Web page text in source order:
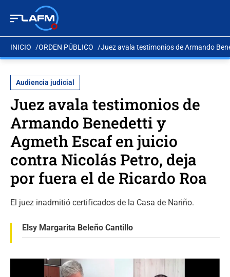
INICIO ORDEN PÚBLICO Juez avala testimonios de Armando
Audiencia judicial
Juez avala testimonios de
Armando Benedetti y
Agmeth Escaf en juicio
contra Nicolás Petro, deja
por fuera el de Ricardo Roa
El juez inadmitió certificados de la Casa de Nariño.
Elsy Margarita Beleño Cantillo